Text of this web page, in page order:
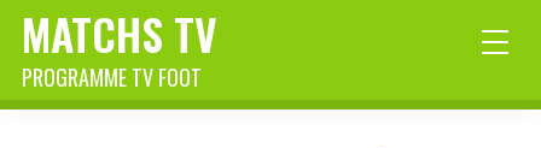
MATCHS TV
PROGRAMME TV FOOT